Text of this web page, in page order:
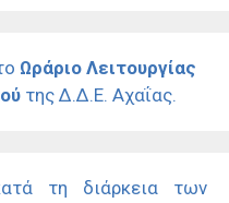
Ωράριο Λειτουργίας
της Δ.Δ.Ε. Αχαΐας.
τη διάρκεια των